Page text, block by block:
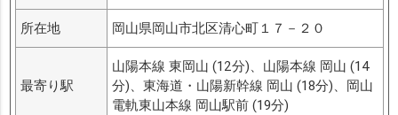
所在地 岡山県岡山市北区清心町１７－２０
最寄り駅
山陽本線 東岡山 (12分)、山陽本線 岡山 (14
分)、東海道・山陽新幹線 岡山 (18分)、岡山
電軌東山本線 岡山駅前 (19分)